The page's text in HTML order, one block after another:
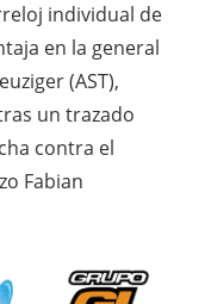
individual de
en la general
(AST),
un trazado
contra el
Fabian